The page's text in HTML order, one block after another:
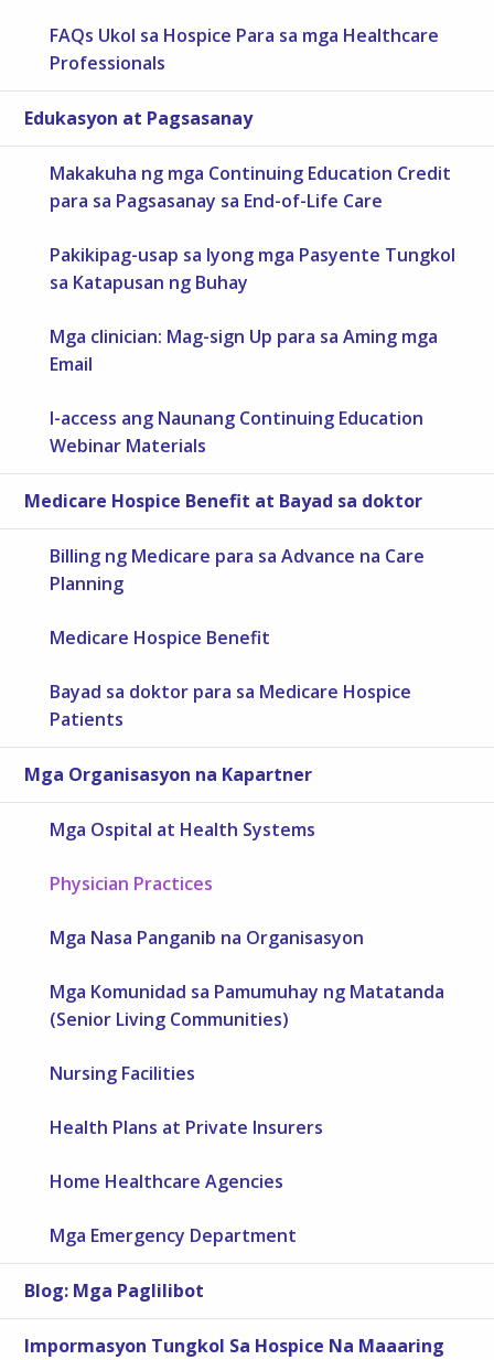
FAQs Ukol sa Hospice Para sa mga Healthcare
Professionals
Edukasyon at Pagsasanay
Makakuha ng mga Continuing Education Credit
para sa Pagsasanay sa End-of-Life Care
Pakikipag-usap sa Iyong mga Pasyente Tungkol
sa Katapusan ng Buhay
Mga clinician: Mag-sign Up para sa Aming mga
Email
I-access ang Naunang Continuing Education
Webinar Materials
Medicare Hospice Benefit at Bayad sa doktor
Billing ng Medicare para sa Advance na Care
Planning
Medicare Hospice Benefit
Bayad sa doktor para sa Medicare Hospice
Patients
Mga Organisasyon na Kapartner
Mga Ospital at Health Systems
Physician Practices
Mga Nasa Panganib na Organisasyon
Mga Komunidad sa Pamumuhay ng Matatanda
(Senior Living Communities)
Nursing Facilities
Health Plans at Private Insurers
Home Healthcare Agencies
Mga Emergency Department
Blog: Mga Paglilibot
Impormasyon Tungkol Sa Hospice Na Maaaring